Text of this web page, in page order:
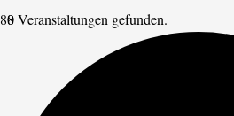
8 Veranstaltungen gefunden.